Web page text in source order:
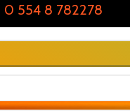
0 554 8 782278